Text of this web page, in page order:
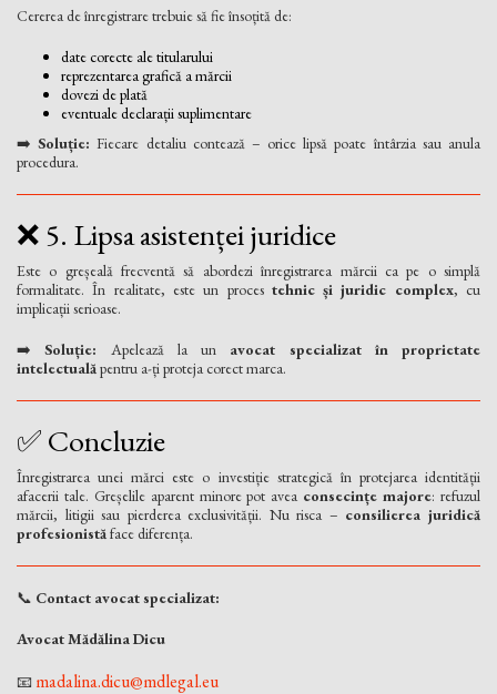
Cererea de înregistrare trebuie să fie însoțită de:
date corecte ale titularului
reprezentarea grafică a mărcii
dovezi de plată
eventuale declarații suplimentare
➡️Soluție: Fiecare detaliu contează – orice lipsă poate întârzia sau anula
procedura.
❌ 5. Lipsa asistenței juridice
Este o greșeală frecventă să abordezi înregistrarea mărcii ca pe o simplă
formalitate. În realitate, este un proces tehnic și juridic complex, cu
implicații serioase.
➡️Soluție: Apelează la un avocat specializat în proprietate
intelectualăpentru a-ți proteja corect marca.
✅ Concluzie
Înregistrarea unei mărci este o investiție strategică în protejarea identității
afacerii tale. Greșelile aparent minore pot avea consecințe majore: refuzul
mărcii, litigii sau pierderea exclusivității. Nu risca – consilierea juridică
profesionistăface diferența.
📞 Contact avocat specializat:
Avocat Mădălina Dicu
📧 madalina.dicu@mdlegal.eu